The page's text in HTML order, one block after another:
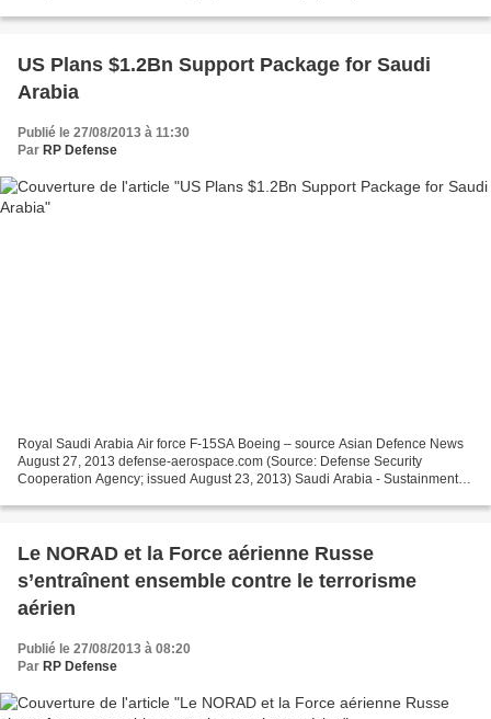
US Plans $1.2Bn Support Package for Saudi
Arabia
Publié le 27/08/2013 à 11:30
Par RP Defense
Royal Saudi Arabia Air force F-15SA Boeing – source Asian Defence News
August 27, 2013 defense-aerospace.com (Source: Defense Security
Cooperation Agency; issued August 23, 2013) Saudi Arabia - Sustainment
Le NORAD et la Force aérienne Russe
s’entraînent ensemble contre le terrorisme
aérien
Publié le 27/08/2013 à 08:20
Par RP Defense